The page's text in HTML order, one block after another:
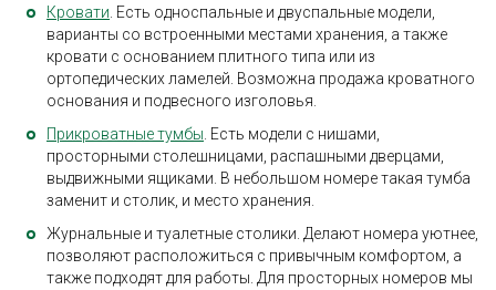
Кровати. Есть односпальные и двуспальные модели,
варианты со встроенными местами хранения, а также
кровати с основанием плитного типа или из
ортопедических ламелей. Возможна продажа кроватного
основания и подвесного изголовья.
Прикроватные тумбы. Есть модели с нишами,
просторными столешницами, распашными дверцами,
выдвижными ящиками. В небольшом номере такая тумба
заменит и столик, и место хранения.
Журнальные и туалетные столики. Делают номера уютнее,
позволяют расположиться с привычным комфортом, а
также подходят для работы. Для просторных номеров мы